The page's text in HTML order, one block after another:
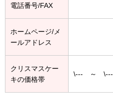
電話番号/FAX
ホームページ/メ
ールアドレス
クリスマスケー
キの価格帯
\--- ～ \---